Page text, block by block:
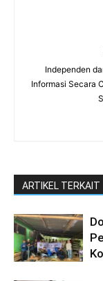
Independen
Informasi Secara
ARTIKEL TERKAIT